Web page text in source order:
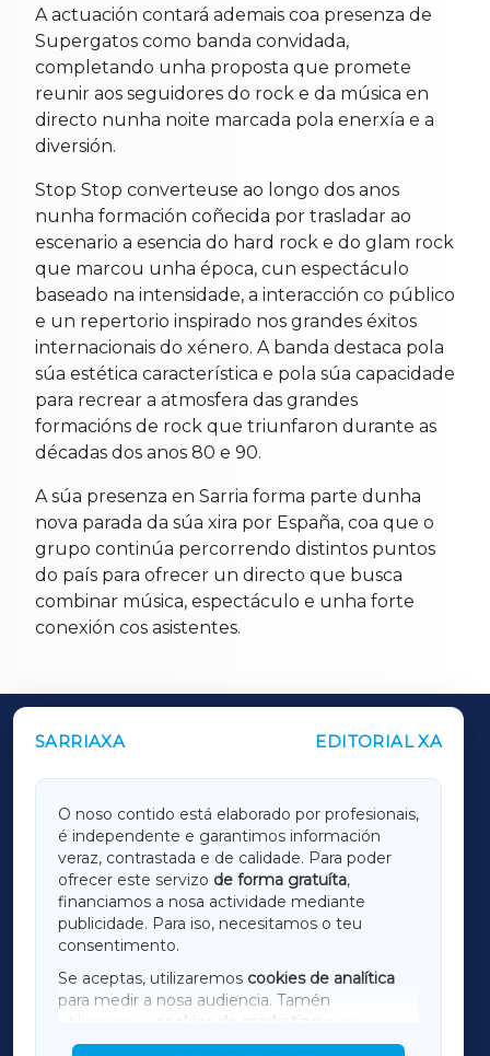
A actuación contará ademais coa presenza de
Supergatos como banda convidada,
completando unha proposta que promete
reunir aos seguidores do rock e da música en
directo nunha noite marcada pola enerxía e a
diversión.
Stop Stop converteuse ao longo dos anos
nunha formación coñecida por trasladar ao
escenario a esencia do hard rock e do glam rock
que marcou unha época, cun espectáculo
baseado na intensidade, a interacción co público
e un repertorio inspirado nos grandes éxitos
internacionais do xénero. A banda destaca pola
súa estética característica e pola súa capacidade
para recrear a atmosfera das grandes
formacións de rock que triunfaron durante as
décadas dos anos 80 e 90.
A súa presenza en Sarria forma parte dunha
nova parada da súa xira por España, coa que o
grupo continúa percorrendo distintos puntos
do país para ofrecer un directo que busca
combinar música, espectáculo e unha forte
conexión cos asistentes.
SARRIAXA EDITORIAL XA
O noso contido está elaborado por profesionais,
é independente e garantimos información
veraz, contrastada e de calidade. Para poder
ofrecer este servizo de forma gratuíta,
financiamos a nosa actividade mediante
publicidade. Para iso, necesitamos o teu
consentimento.
Se aceptas, utilizaremos cookies de analítica
para medir a nosa audiencia. Tamén
utilizaremos
cookies de marketing
mostrar publicidade de terceiros.
OUTROS PERIÓDICOS
LUGOXA
TERRACHAXA
AMARIÑAXA